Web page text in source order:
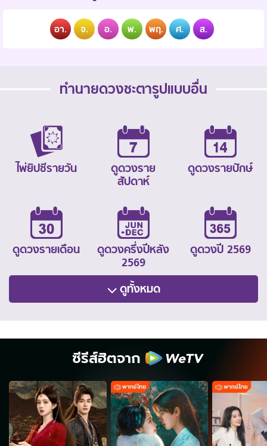
อา. จ. อ. พ. พฤ. ศ. ส.
ทำนายดวงชะตารูปแบบอื่น
ไพ่ยิปซีรายวัน
ดูดวงราย
สัปดาห์
ดูดวงรายปักษ์
ดูดวงรายเดือน
ดูดวงครึ่งปีหลัง
2569
ดูดวงปี 2569
ดูทั้งหมด
ซีรีส์ฮิตจาก